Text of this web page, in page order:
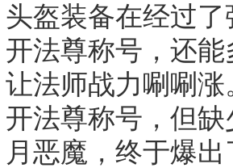
头盔装备在经过
开法尊称号，还
让法师战力唰唰
开法尊称号，但
月恶魔，终于爆